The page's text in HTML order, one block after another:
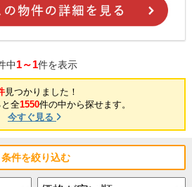
中1～1件を表示
見つかりました！
全1550件の中から探せます。
今すぐ見る
条件を絞り込む